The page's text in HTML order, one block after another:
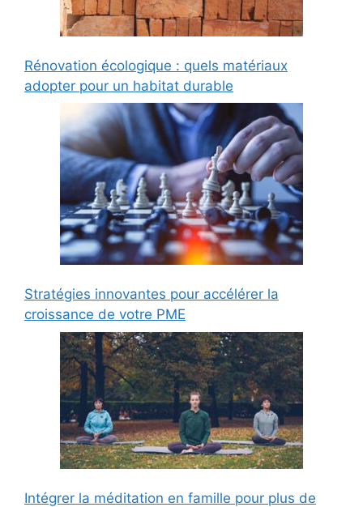
Rénovation écologique : quels matériaux
adopter pour un habitat durable
Stratégies innovantes pour accélérer la
croissance de votre PME
Intégrer la méditation en famille pour plus de